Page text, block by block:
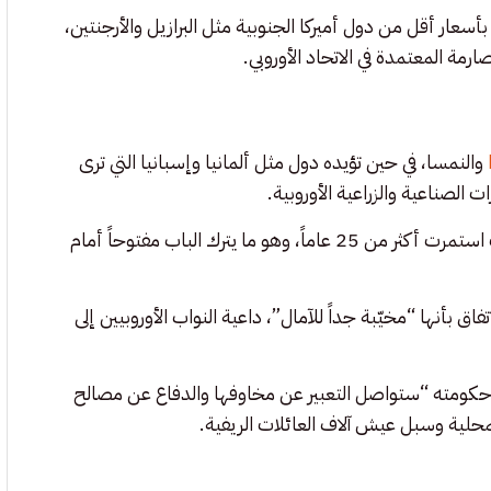
أقل من دول أميركا الجنوبية مثل البرازيل والأرجنتين،
المعتمدة في الاتحاد الأوروبي.
والنمسا، في حين تؤيده دول مثل ألمانيا وإسبانيا التي ترى
والزراعية الأوروبية.
ولا يزال الاتفاق بحاجة إلى مصادقة البرلمان الأوروبي، بعد مفاوضات استمرت أكثر من 25 عاماً، وهو ما يترك الباب مفتوحاً أمام
بأنها “مخيّبة جداً للآمال”، داعية النواب الأوروبيين إلى
“ستواصل التعبير عن مخاوفها والدفاع عن مصالح
وسبل عيش آلاف العائلات الريفية.